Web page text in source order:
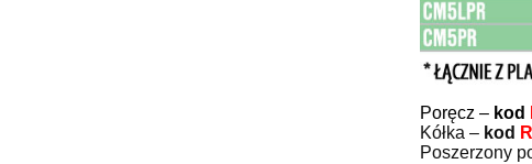
Poręcz – kod
Kółka – kod R
Poszerzony